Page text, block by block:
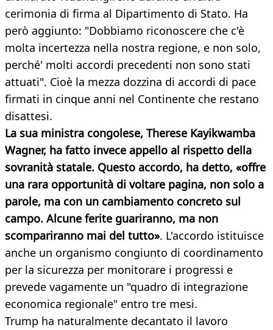
cerimonia di firma al Dipartimento di Stato. Ha
però aggiunto: "Dobbiamo riconoscere che c'è
molta incertezza nella nostra regione, e non solo,
perché' molti accordi precedenti non sono stati
attuati". Cioè la mezza dozzina di accordi di pace
firmati in cinque anni nel Continente che restano
disattesi.
La sua ministra congolese, Therese Kayikwamba
Wagner, ha fatto invece appello al rispetto della
sovranità statale. Questo accordo, ha detto, «offre
una rara opportunità di voltare pagina, non solo a
parole, ma con un cambiamento concreto sul
campo. Alcune ferite guariranno, ma non
scompariranno mai del tutto». L'accordo istituisce
anche un organismo congiunto di coordinamento
per la sicurezza per monitorare i progressi e
prevede vagamente un "quadro di integrazione
economica regionale" entro tre mesi.
Trump ha naturalmente decantato il lavoro